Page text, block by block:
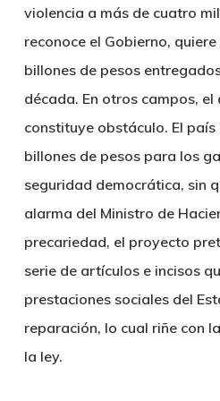
violencia a más de cuatro
reconoce el Gobierno,
billones de pesos
década. En otros campos,
constituye obstáculo. El
billones de pesos para los
seguridad democrática, sin
alarma del Ministro de
precariedad, el proyecto
serie de artículos e incisos
prestaciones sociales del
reparación, lo cual riñe con
la ley.